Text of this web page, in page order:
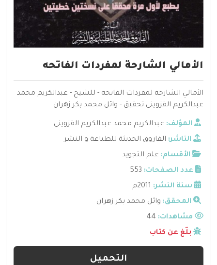
الأمالي الشارحة لمفردات الفاتحه
الأمالي الشارحة لمفردات الفاتحه - للشيح - عبدالكريم محمد
عبدالكريم القزويني تحقيق - وائل محمد بكر زهران
المؤلف: عبدالكريم محمد عبدالكريم القزويني
الناشر: الفاروق الحديثة للطباعة و النشر
الأقسام: علم التجويد
عدد الصفحات: 553
سنة النشر: 2011م
المحقق: وائل محمد بكر زهران
مشاهدات:
بلّغ عن كتاب
التحميل